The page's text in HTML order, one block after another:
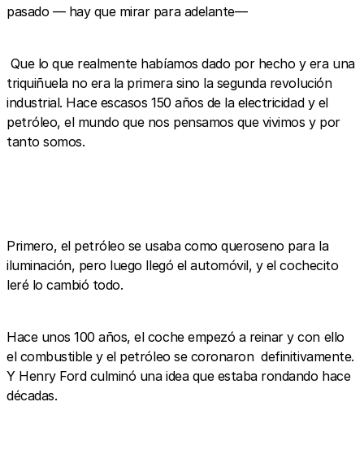
pasado — hay que mirar para adelante—
Que lo que realmente habíamos dado por hecho y era una
triquiñuela no era la primera sino la segunda revolución
industrial. Hace escasos 150 años de la electricidad y el
petróleo, el mundo que nos pensamos que vivimos y por
tanto somos.
Primero, el petróleo se usaba como queroseno para la
iluminación, pero luego llegó el automóvil, y el cochecito
leré lo cambió todo.
Hace unos 100 años, el coche empezó a reinar y con ello
el combustible y el petróleo se coronaron definitivamente.
Y Henry Ford culminó una idea que estaba rondando hace
décadas.